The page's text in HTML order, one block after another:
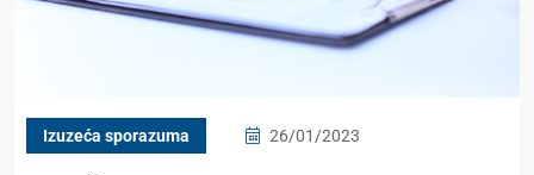
Izuzeća sporazuma 26/01/2023